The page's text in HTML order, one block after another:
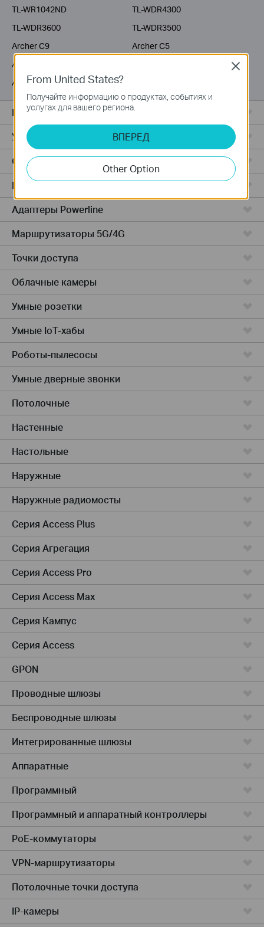
TL-WR1042ND
TL-WDR4300
TL-WDR3600
TL-WDR3500
Archer C9
Archer C5
Archer C3200
Archer C20i
Все комплекты Deco
Усилители Wi-Fi
Серия Fusion
Маршрутизаторы ADSL/VDSL
Адаптеры Powerline
Маршрутизаторы 5G/4G
Точки доступа
Облачные камеры
Умные розетки
Умные IoT-хабы
Роботы-пылесосы
Умные дверные звонки
Потолочные
Настенные
Настольные
Наружные
Наружные радиомосты
Серия Access Plus
Серия Агрегация
Серия Access Pro
Серия Access Max
Серия Кампус
Серия Access
GPON
Проводные шлюзы
Беспроводные шлюзы
Интегрированные шлюзы
Аппаратные
Программный
Программный и аппаратный контроллеры
PoE-коммутаторы
VPN-маршрутизаторы
Потолочные точки доступа
IP-камеры
From United States?
Получайте информацию о продуктах, событиях и
услугах для вашего региона.
ВПЕРЕД
Other Option
Close